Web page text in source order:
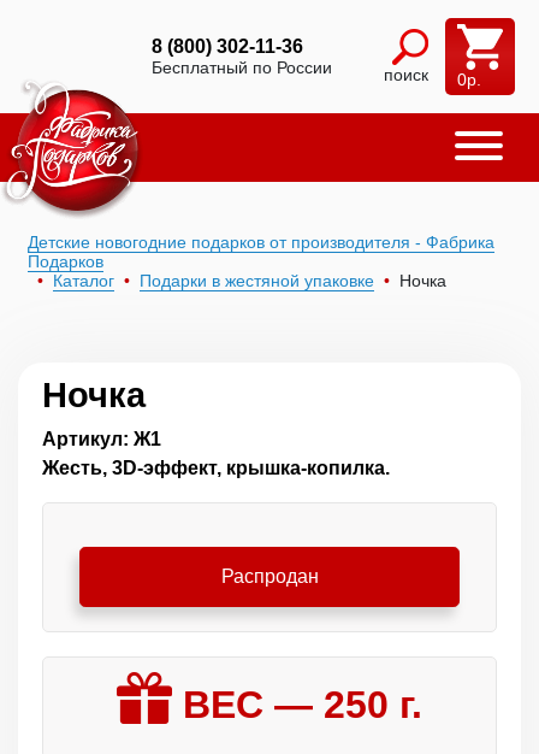
8 (800) 302-11-36
Бесплатный по России поиск 0р.
Детские новогодние подарков от производителя - Фабрика
Подарков
Каталог
Подарки в жестяной упаковке Ночка
Ночка
Артикул: Ж1
Жесть, 3D-эффект, крышка-копилка.
Распродан
ВЕС — 250 г.